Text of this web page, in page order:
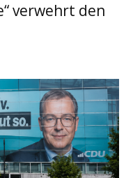
verwehrt den